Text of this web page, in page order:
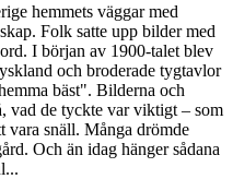
hemmets väggar med
Folk satte upp bilder med
I början av 1900-talet blev
och broderade tygtavlor
bäst". Bilderna och
vad de tyckte var viktigt – som
vara snäll. Många drömde
Och än idag hänger sådana